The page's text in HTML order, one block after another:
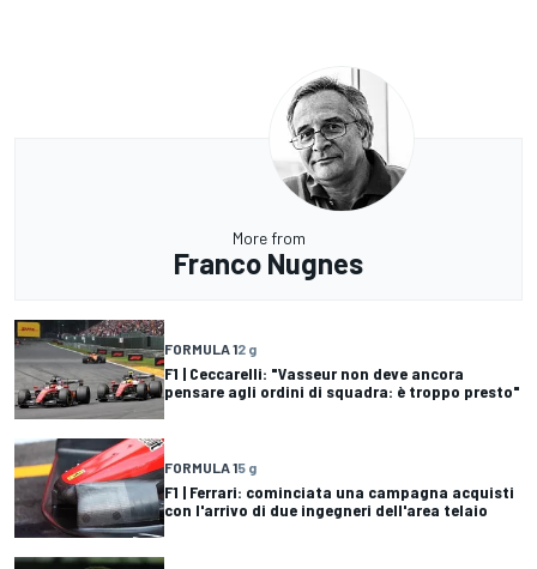
More from
Franco Nugnes
FORMULA 12 g
F1 | Ceccarelli: "Vasseur non deve ancora
pensare agli ordini di squadra: è troppo presto"
FORMULA 15 g
F1 | Ferrari: cominciata una campagna acquisti
con l'arrivo di due ingegneri dell'area telaio